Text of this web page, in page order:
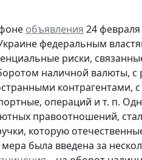
объявления 24
федеральным
риски,
наличной валюты, с
контрагентами,
операций и т. п.
правоотношений,
которую
была введена за